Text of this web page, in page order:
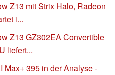
Z13 mit Strix Halo, Radeon
i...
Z13 GZ302EA Convertible
liefert...
Max+ 395 in der Analyse -